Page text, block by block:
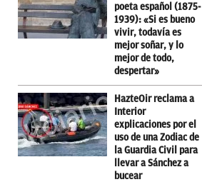
poeta español (1875-
1939): «Si es bueno
vivir, todavía es
mejor soñar, y lo
mejor de todo,
despertar»
HazteOir reclama a
Interior
explicaciones por el
uso de una Zodiac de
la Guardia Civil para
llevar a Sánchez a
bucear